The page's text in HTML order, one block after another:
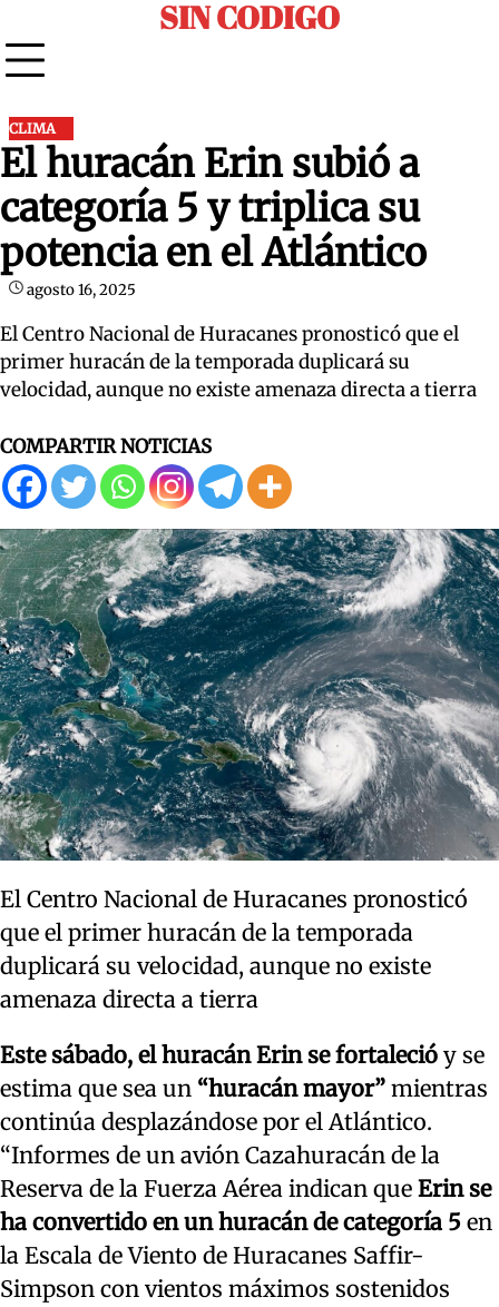
to
content
SIN CODIGO
CLIMA
El huracán Erin subió a
categoría 5 y triplica su
potencia en el Atlántico
agosto 16, 2025
El Centro Nacional de Huracanes pronosticó que el
primer huracán de la temporada duplicará su
velocidad, aunque no existe amenaza directa a tierra
COMPARTIR NOTICIAS
El Centro Nacional de Huracanes pronosticó
que el primer huracán de la temporada
duplicará su velocidad, aunque no existe
amenaza directa a tierra
Este sábado, el huracán Erin se fortaleció y se
estima que sea un “huracán mayor” mientras
continúa desplazándose por el Atlántico.
“Informes de un avión Cazahuracán de la
Reserva de la Fuerza Aérea indican que Erin se
ha convertido en un huracán de categoría 5 en
la Escala de Viento de Huracanes Saffir-
Simpson con vientos máximos sostenidos